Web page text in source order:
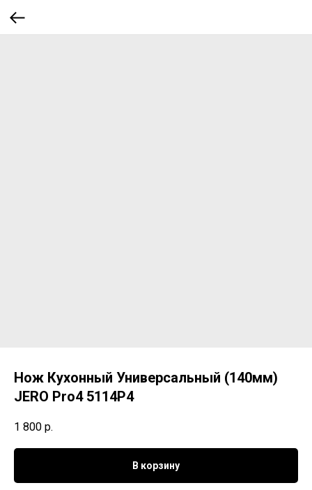
Нож Кухонный Универсальный (140мм)
JERO Pro4 5114P4
1 800 р.
В корзину